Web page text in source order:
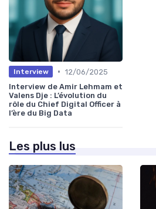
Interview • 12/06/2025
Interview de Amir Lehmam et
Valens Dje : L’évolution du
rôle du Chief Digital Officer à
l’ère du Big Data
Les plus lus